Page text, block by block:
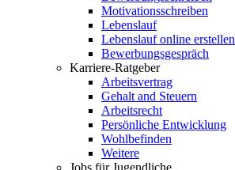
Motivationsschreiben
Lebenslauf
Lebenslauf online erstellen
Bewerbungsgespräch
Karriere-Ratgeber
Arbeitsvertrag
Gehalt and Steuern
Arbeitsrecht
Persönliche Entwicklung
Wohlbefinden
Weitere
Jobs für Jugendliche